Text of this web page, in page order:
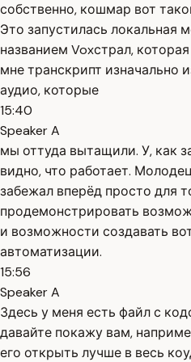
собственно, кошмар вот
Это запустилась локальная
названием Voxстрал,
мне транскрипт изначально
аудио, которые
15:40
Speaker A
мы оттуда вытащили. У, как
видно, что работает.
забежал вперёд просто для
продемонстрировать
и возможности создавать
автоматизации.
15:56
Speaker A
Здесь у меня есть файл с
давайте покажу вам,
его открыть лучше в весь